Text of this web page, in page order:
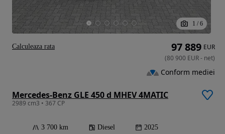
1 / 6
Mercedes-Benz GLE 450 d MHEV 4MATIC
2989 cm3 • 367 CP
3 700 km Diesel 2025
97 889 EUR
(80 900 EUR- net)
Conform mediei
Calculeaza rata